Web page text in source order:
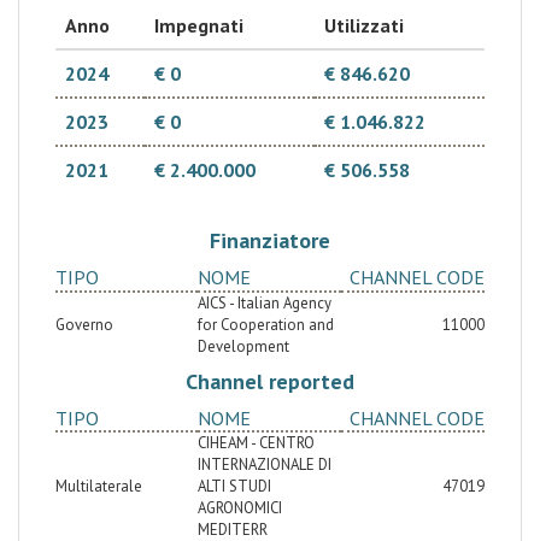
Anno Impegnati
Utilizzati
2024
€ 0
€ 846.620
2023
€ 0
€ 1.046.822
2021
€ 2.400.000 € 506.558
Finanziatore
TIPO NOME CHANNEL CODE
Governo
AICS - Italian Agency
for Cooperation and
Development
11000
Channel reported
TIPO NOME CHANNEL CODE
Multilaterale
CIHEAM - CENTRO
INTERNAZIONALE DI
ALTI STUDI
AGRONOMICI
MEDITERR
47019